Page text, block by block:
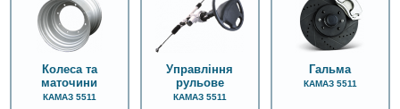
Колеса та
маточини
КАМАЗ 5511
Управління
рульове
КАМАЗ 5511
Гальма
КАМАЗ 5511